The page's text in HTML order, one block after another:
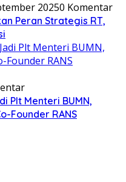
20250 Komentar
Peran Strategis RT,
Plt Menteri BUMN,
Founder RANS